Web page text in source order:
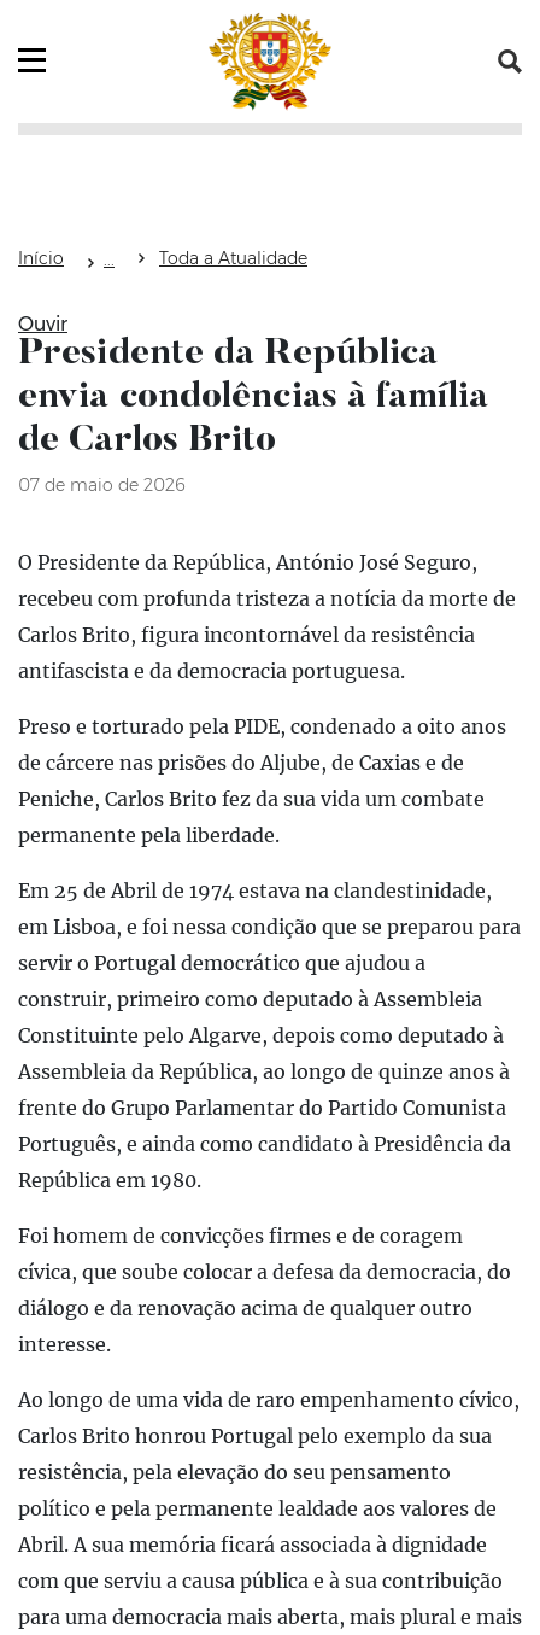
Saltar para o conteúdo (tecla de atalho c)
Abrir menu principal
Início Toda a Atualidade
Ouvir
Presidente da República
envia condolências à família
de Carlos Brito
07 de maio de 2026
O Presidente da República, António José Seguro,
recebeu com profunda tristeza a notícia da morte de
Carlos Brito, figura incontornável da resistência
antifascista e da democracia portuguesa.
Preso e torturado pela PIDE, condenado a oito anos
de cárcere nas prisões do Aljube, de Caxias e de
Peniche, Carlos Brito fez da sua vida um combate
permanente pela liberdade.
Em 25 de Abril de 1974 estava na clandestinidade,
em Lisboa, e foi nessa condição que se preparou para
servir o Portugal democrático que ajudou a
construir, primeiro como deputado à Assembleia
Constituinte pelo Algarve, depois como deputado à
Assembleia da República, ao longo de quinze anos à
frente do Grupo Parlamentar do Partido Comunista
Português, e ainda como candidato à Presidência da
República em 1980.
Foi homem de convicções firmes e de coragem
cívica, que soube colocar a defesa da democracia, do
diálogo e da renovação acima de qualquer outro
interesse.
Ao longo de uma vida de raro empenhamento cívico,
Carlos Brito honrou Portugal pelo exemplo da sua
resistência, pela elevação do seu pensamento
político e pela permanente lealdade aos valores de
Abril. A sua memória ficará associada à dignidade
com que serviu a causa pública e à sua contribuição
para uma democracia mais aberta, mais plural e mais